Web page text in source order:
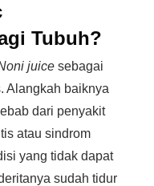
Tubuh?
juice sebagai
Alangkah baiknya
dari penyakit
atau sindrom
yang tidak dapat
sudah tidur